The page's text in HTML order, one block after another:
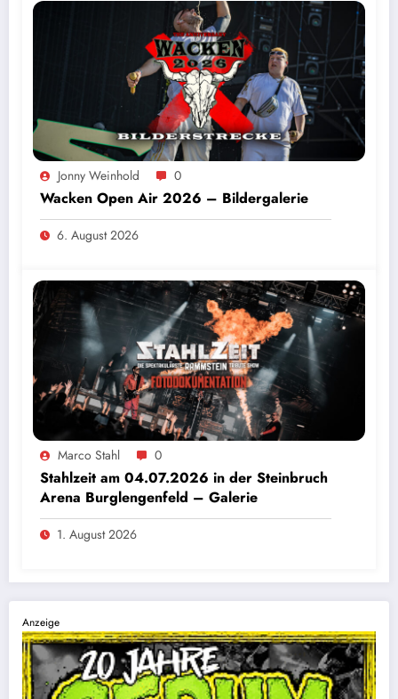
Jonny Weinhold 0
Wacken Open Air 2026 – Bildergalerie
6. August 2026
Marco Stahl 0
Stahlzeit am 04.07.2026 in der Steinbruch
Arena Burglengenfeld – Galerie
1. August 2026
Anzeige